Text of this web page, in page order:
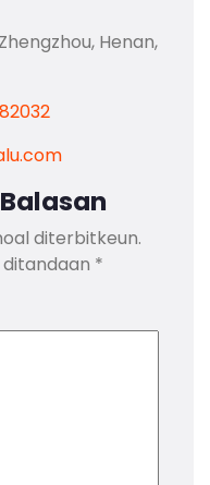
Henan,
diterbitkeun.
*